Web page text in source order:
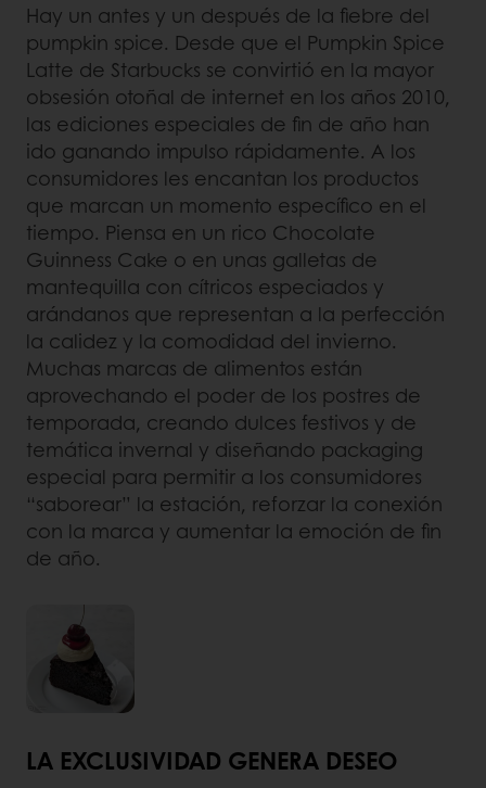
Hay un antes y un después de la fiebre del
pumpkin spice. Desde que el Pumpkin Spice
Latte de Starbucks se convirtió en la mayor
obsesión otoñal de internet en los años 2010,
las ediciones especiales de fin de año han
ido ganando impulso rápidamente. A los
consumidores les encantan los productos
que marcan un momento específico en el
tiempo. Piensa en un rico Chocolate
Guinness Cake o en unas galletas de
mantequilla con cítricos especiados y
arándanos que representan a la perfección
la calidez y la comodidad del invierno.
Muchas marcas de alimentos están
aprovechando el poder de los postres de
temporada, creando dulces festivos y de
temática invernal y diseñando packaging
especial para permitir a los consumidores
“saborear” la estación, reforzar la conexión
con la marca y aumentar la emoción de fin
de año.
LA EXCLUSIVIDAD GENERA DESEO